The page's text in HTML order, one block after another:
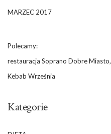
MARZEC 2017
Polecamy:
restauracja Soprano Dobre Miasto,
Kebab Września
Kategorie